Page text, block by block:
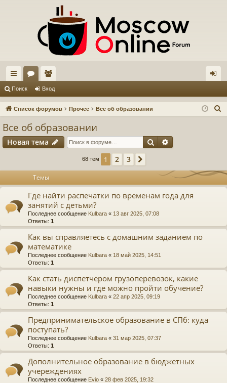
с
ы ум
ол
ьз
ат
ел
д
Поиск Вход
Список форумов Прочее Все об образовании
Все об образовании
Новая тема Поиск
68 тем 1 2 3
Темы
Где найти распечатки по временам года для
занятий с детьми?
Последнее сообщение Kulbara « 13 авг 2025, 07:08
Ответы: 1
Как вы справляетесь с домашним заданием по
математике
Последнее сообщение Kulbara « 18 май 2025, 14:51
Ответы: 1
Как стать диспетчером грузоперевозок, какие
навыки нужны и где можно пройти обучение?
Последнее сообщение Kulbara « 22 апр 2025, 09:19
Ответы: 1
Предпринимательское образование в СПб: куда
поступать?
Последнее сообщение Kulbara « 31 мар 2025, 07:37
Ответы: 1
Дополнительное образование в бюджетных
учереждениях
Последнее сообщение Evio « 28 фев 2025, 19:32